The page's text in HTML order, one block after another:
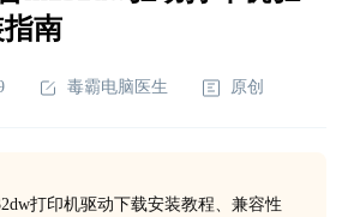
南
毒霸电脑医生 原创
打印机驱动下载安装教程、兼容性